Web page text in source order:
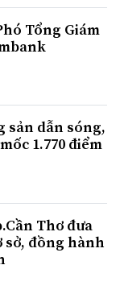
Tổng Giám
sản dẫn sóng,
1.770 điểm
Thơ đưa
sở, đồng hành